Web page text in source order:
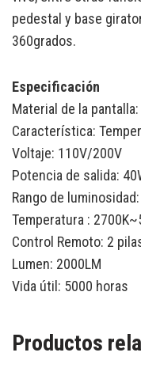
pedestal y base
360grados.
Especificación
Material de la
Característica:
Voltaje: 110V/200V
Potencia de salida:
Rango de
Temperatura :
Control Remoto: 2
Lumen: 2000LM
Vida útil: 5000 horas
Productos